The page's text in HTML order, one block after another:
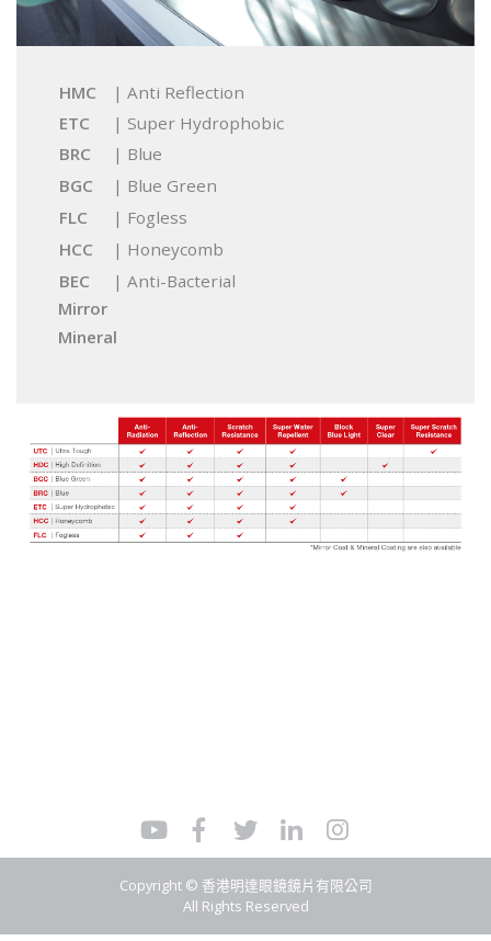
HMC
| Anti Reflection
ETC
| Super Hydrophobic
BRC
| Blue
BGC
| Blue Green
FLC
| Fogless
HCC
| Honeycomb
BEC
| Anti-Bacterial
Mirror
Mineral
Copyright © 香港明達眼鏡鏡片有限公司
All Rights Reserved